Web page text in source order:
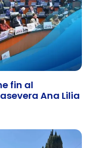
fin al
Ana Lilia